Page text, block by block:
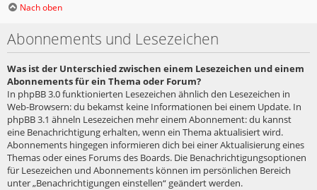
Nach oben
Abonnements und Lesezeichen
Was ist der Unterschied zwischen einem Lesezeichen und einem
Abonnements für ein Thema oder Forum?
In phpBB 3.0 funktionierten Lesezeichen ähnlich den Lesezeichen in
Web-Browsern: du bekamst keine Informationen bei einem Update. In
phpBB 3.1 ähneln Lesezeichen mehr einem Abonnement: du kannst
eine Benachrichtigung erhalten, wenn ein Thema aktualisiert wird.
Abonnements hingegen informieren dich bei einer Aktualisierung eines
Themas oder eines Forums des Boards. Die Benachrichtigungsoptionen
für Lesezeichen und Abonnements können im persönlichen Bereich
unter „Benachrichtigungen einstellen“ geändert werden.